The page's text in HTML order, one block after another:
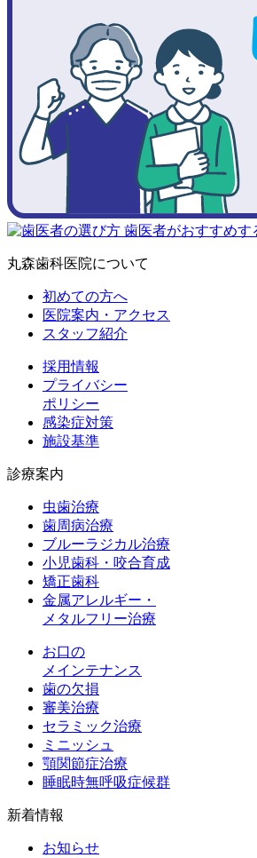
丸森歯科医院について
初めての方へ
医院案内・アクセス
スタッフ紹介
採用情報
プライバシー
ポリシー
感染症対策
施設基準
診療案内
虫歯治療
歯周病治療
ブルーラジカル治療
小児歯科・咬合育成
矯正歯科
金属アレルギー・
メタルフリー治療
お口の
メインテナンス
歯の欠損
審美治療
セラミック治療
ミニッシュ
顎関節症治療
睡眠時無呼吸症候群
新着情報
お知らせ